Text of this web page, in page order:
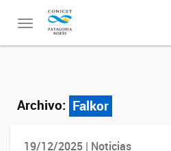
Toggle
Archivo: Falkor
19/12/2025 | Noticias